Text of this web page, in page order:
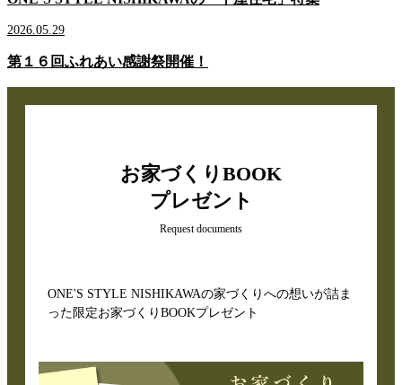
2026.05.29
第１６回ふれあい感謝祭開催！
お家づくりBOOK
プレゼント
Request documents
ONE'S STYLE NISHIKAWAの家づくりへの想いが詰ま
った限定お家づくりBOOKプレゼント